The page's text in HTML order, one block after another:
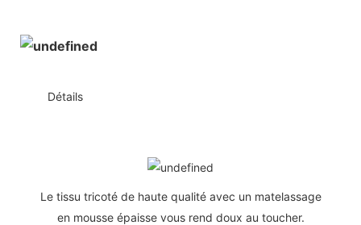
Détails
Le tissu tricoté de haute qualité avec un matelassage
en mousse épaisse vous rend doux au toucher.